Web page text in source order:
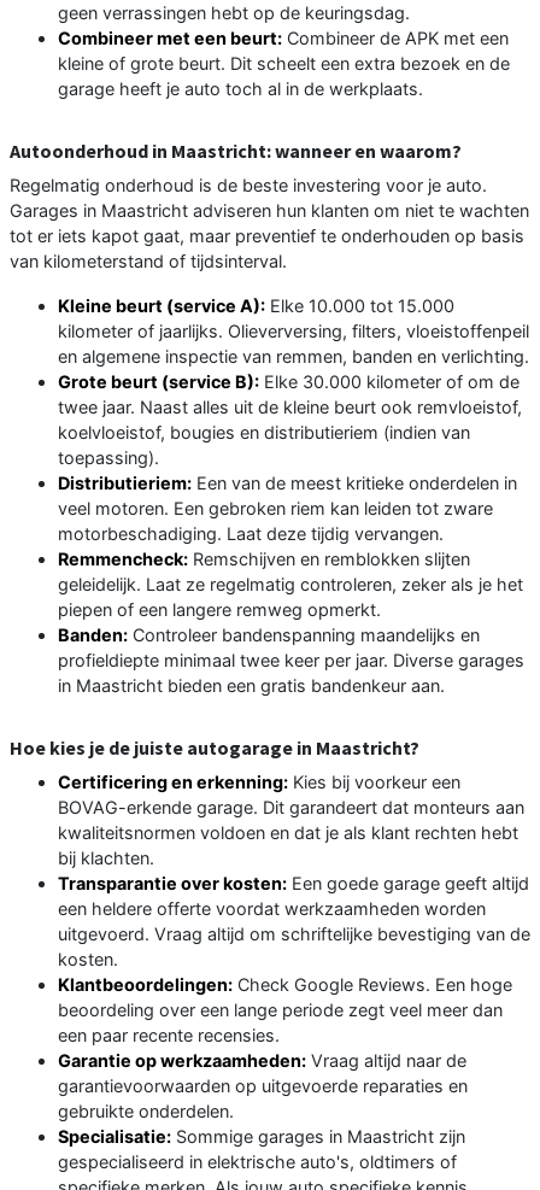
geen verrassingen hebt op de keuringsdag.
Combineer met een beurt: Combineer de APK met een
kleine of grote beurt. Dit scheelt een extra bezoek en de
garage heeft je auto toch al in de werkplaats.
Autoonderhoud in Maastricht: wanneer en waarom?
Regelmatig onderhoud is de beste investering voor je auto.
Garages in Maastricht adviseren hun klanten om niet te wachten
tot er iets kapot gaat, maar preventief te onderhouden op basis
van kilometerstand of tijdsinterval.
Kleine beurt (service A): Elke 10.000 tot 15.000
kilometer of jaarlijks. Olieverversing, filters, vloeistoffenpeil
en algemene inspectie van remmen, banden en verlichting.
Grote beurt (service B): Elke 30.000 kilometer of om de
twee jaar. Naast alles uit de kleine beurt ook remvloeistof,
koelvloeistof, bougies en distributieriem (indien van
toepassing).
Distributieriem: Een van de meest kritieke onderdelen in
veel motoren. Een gebroken riem kan leiden tot zware
motorbeschadiging. Laat deze tijdig vervangen.
Remmencheck: Remschijven en remblokken slijten
geleidelijk. Laat ze regelmatig controleren, zeker als je het
piepen of een langere remweg opmerkt.
Banden: Controleer bandenspanning maandelijks en
profieldiepte minimaal twee keer per jaar. Diverse garages
in Maastricht bieden een gratis bandenkeur aan.
Hoe kies je de juiste autogarage in Maastricht?
Certificering en erkenning: Kies bij voorkeur een
BOVAG-erkende garage. Dit garandeert dat monteurs aan
kwaliteitsnormen voldoen en dat je als klant rechten hebt
bij klachten.
Transparantie over kosten: Een goede garage geeft altijd
een heldere offerte voordat werkzaamheden worden
uitgevoerd. Vraag altijd om schriftelijke bevestiging van de
kosten.
Klantbeoordelingen: Check Google Reviews. Een hoge
beoordeling over een lange periode zegt veel meer dan
een paar recente recensies.
Garantie op werkzaamheden: Vraag altijd naar de
garantievoorwaarden op uitgevoerde reparaties en
gebruikte onderdelen.
Specialisatie: Sommige garages in Maastricht zijn
gespecialiseerd in elektrische auto's, oldtimers of